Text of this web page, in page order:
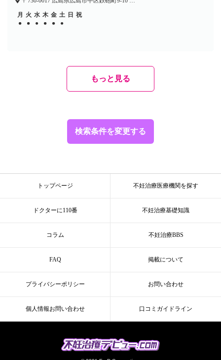
検索条件を変更する
月 火 水 木 金 土 日 祝
●
● ● ● ● ●
● ● ● ●
もっと見る
トップページ 不妊治療医療機関を探す
ドクターに110番 不妊治療基礎知識
コラム 不妊治療BBS
FAQ 掲載について
プライバシーポリシー お問い合わせ
個人情報お問い合わせ 口コミガイドライン